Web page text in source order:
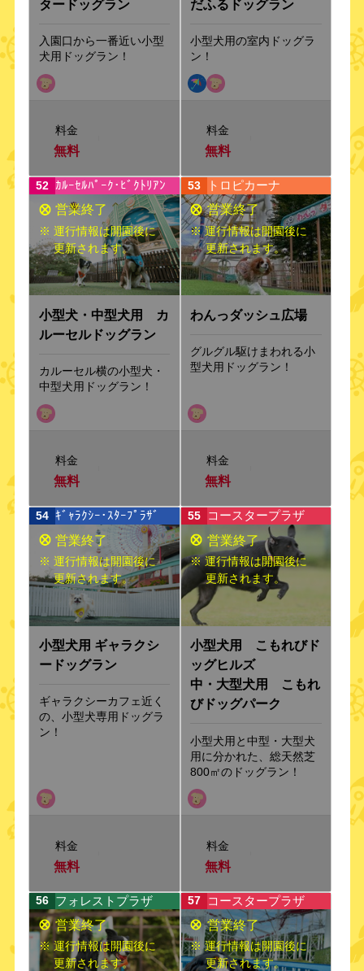
タードッグラン
入園口から一番近い小型
犬用ドッグラン！
料金
無料
だふるドッグラン
小型犬用の室内ドッグラ
ン！
料金
無料
52 ｶﾙｰｾﾙﾊﾟｰｸ･ﾋﾞｸﾄﾘｱﾝ
※ 運行情報は開園後に
更新されます。
小型犬・中型犬用 カ
ルーセルドッグラン
カルーセル横の小型犬・
中型犬用ドッグラン！
料金
無料
53 トロピカーナ
※ 運行情報は開園後に
更新されます。
わんっダッシュ広場
グルグル駆けまわれる小
型犬用ドッグラン！
料金
無料
54 ｷﾞｬﾗｸｼｰ･ｽﾀｰﾌﾟﾗｻﾞ
※ 運行情報は開園後に
更新されます。
小型犬用 ギャラクシ
ードッグラン
ギャラクシーカフェ近く
の、小型犬専用ドッグラ
ン！
料金
無料
55 コースタープラザ
※ 運行情報は開園後に
更新されます。
小型犬用 こもれびド
ッグヒルズ
中・大型犬用 こもれ
びドッグパーク
小型犬用と中型・大型犬
用に分かれた、総天然芝
800㎡のドッグラン！
料金
無料
56 フォレストプラザ
※ 運行情報は開園後に
更新されます。
57 コースタープラザ
※ 運行情報は開園後に
更新されます。